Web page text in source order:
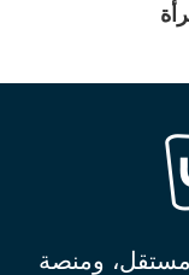
ومنصة